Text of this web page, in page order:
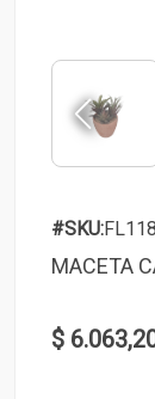
#SKU:
MACETA
$